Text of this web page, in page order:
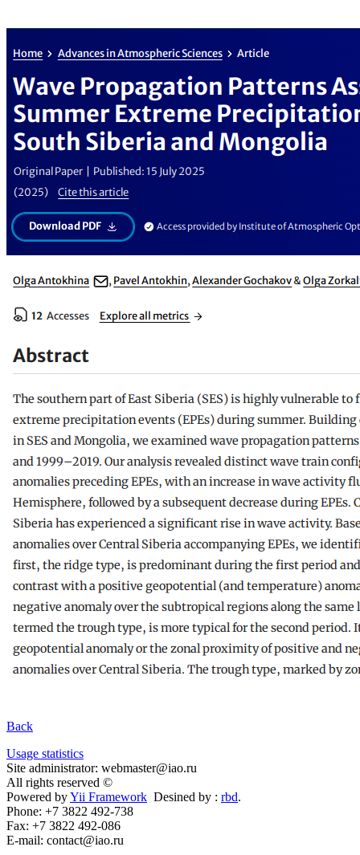
Back
Usage statistics
Site administrator: webmaster@iao.ru
All rights reserved ©
Powered byYii Framework Desined by : rbd.
Phone: +7 3822 492-738
Fax: +7 3822 492-086
E-mail: contact@iao.ru